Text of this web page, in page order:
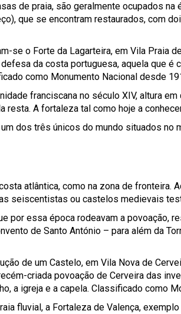
de praia, são geralmente ocupados
que se encontram restaurados, com
se o Forte da Lagarteira, em Vila
da costa portuguesa, aquela que
como Monumento Nacional desde
franciscana no século XIV, altura
resta. A fortaleza tal como hoje a
dos três únicos do mundo situados no
atlântica, como na zona de fronteira.
seiscentistas ou castelos medievais
por essa época rodeavam a
de Santo António – para além da
de um Castelo, em Vila Nova de
criada povoação de Cerveira das
a igreja e a capela. Classificado como
fluvial, a Fortaleza de Valença,